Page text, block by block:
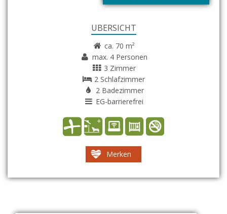
ÜBERSICHT
ca. 70 m²
max. 4 Personen
3 Zimmer
2 Schlafzimmer
2 Badezimmer
EG-barrierefrei
Merken